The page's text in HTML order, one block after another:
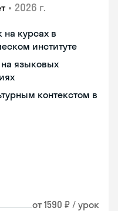
• 2026 г.
курсах в
институте
языковых
контекстом в
от 1590 ₽ / урок